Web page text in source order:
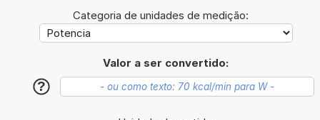
Categoria de unidades de medição:
Valor a ser convertido:
?